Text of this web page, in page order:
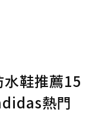
鞋推薦15
熱門